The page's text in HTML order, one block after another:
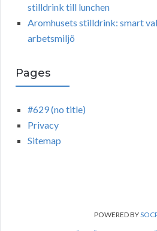
stilldrink till lunchen
Aromhusets stilldrink: smart
arbetsmiljö
Pages
#629 (no title)
Privacy
Sitemap
POWERED BY